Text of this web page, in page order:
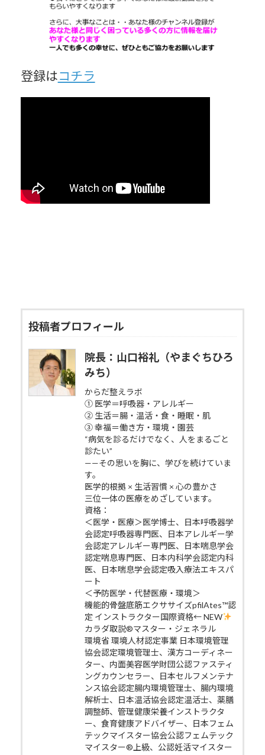
登録はコチラ
投稿者プロフィール
院長：山口裕礼（やまぐちひろ
みち）
からだ整えラボ
① 医学＝呼吸器・アレルギー
② 生活＝腸・温活・食・睡眠・肌
③ 幸福＝働き方・環境・園芸
“病気を診るだけでなく、人をまるごと
診たい”
——その思いを胸に、学びを続けていま
す。
医学的根拠 × 生活習慣 × 心の豊かさ
三位一体の医療をめざしています。
資格：
＜医学・医療＞医学博士、日本呼吸器学
会認定呼吸器専門医、日本アレルギー学
会認定アレルギー専門医、日本喘息学会
認定喘息専門医、日本内科学会認定内科
医、日本喘息学会認定吸入療法エキスパ
ート
＜予防医学・代替医療・環境＞
機能的骨盤底筋エクササイズpfilAtes™認
定 インストラクター国際資格← NEW
カラダ取説®マスター・ジェネラル
環境省 環境人材認定事業 日本環境管理
協会認定環境管理士、漢方コーディネー
ター、内面美容医学財団公認ファスティ
ングカウンセラー、日本セルフメンテナ
ンス協会認定腸内環境管理士、腸内環境
解析士、日本温活協会認定温活士、薬膳
調整師、管理健康栄養インストラクタ
ー、食育健康アドバイザー、日本フェム
テックマイスター協会公認フェムテック
マイスター®上級、公認妊活マイスター